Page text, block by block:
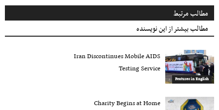
مطالب مرتبط
مطالب بیشتر از این نویسنده
Features in English
Iran Discontinues Mobile AIDS
Testing Service
Charity Begins at Home